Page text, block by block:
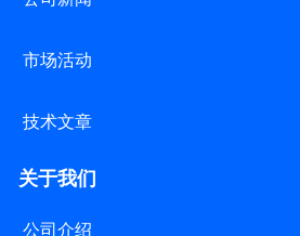
市场活动
技术文章
关于我们
公司介绍